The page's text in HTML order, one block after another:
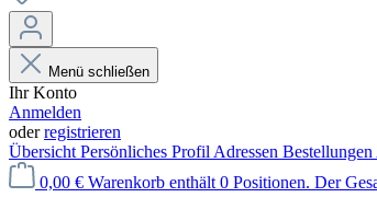
Menü schließen
Ihr Konto
Anmelden
oderregistrieren
Übersicht Persönliches Profil Adressen Bestellungen
0,00 € Warenkorb enthält 0 Positionen. Der